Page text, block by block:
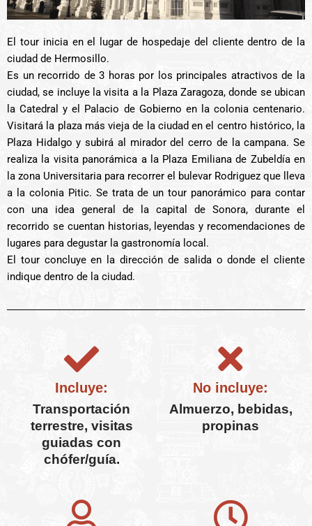
El tour inicia en el lugar de hospedaje del cliente dentro de la
ciudad de Hermosillo.
Es un recorrido de 3 horas por los principales atractivos de la
ciudad, se incluye la visita a la Plaza Zaragoza, donde se ubican
la Catedral y el Palacio de Gobierno en la colonia centenario.
Visitará la plaza más vieja de la ciudad en el centro histórico, la
Plaza Hidalgo y subirá al mirador del cerro de la campana. Se
realiza la visita panorámica a la Plaza Emiliana de Zubeldía en
la zona Universitaria para recorrer el bulevar Rodriguez que lleva
a la colonia Pitic. Se trata de un tour panorámico para contar
con una idea general de la capital de Sonora, durante el
recorrido se cuentan historias, leyendas y recomendaciones de
lugares para degustar la gastronomía local.
El tour concluye en la dirección de salida o donde el cliente
indique dentro de la ciudad.
Incluye:
Transportación
terrestre, visitas
guiadas con
chófer/guía.
No incluye:
Almuerzo, bebidas,
propinas